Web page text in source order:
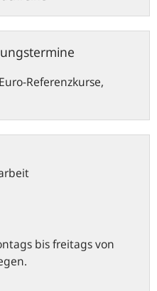
Referenzkurse,
bis freitags von